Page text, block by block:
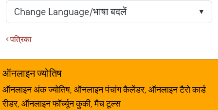
पत्रिका
ऑनलाइन ज्योतिष
ऑनलाइन अंक ज्योतिष, ऑनलाइन पंचांग कैलेंडर, ऑनलाइन टैरो कार्ड
रीडर, ऑनलाइन फॉर्च्यून कुकी, मैच टूल्स